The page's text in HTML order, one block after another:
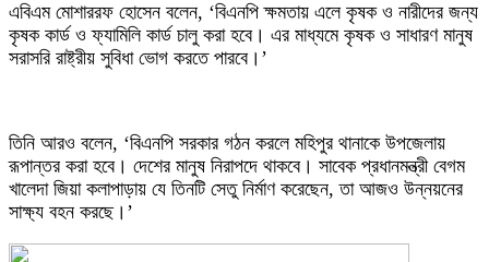
এবিএম মোশাররফ হোসেন বলেন, ‘বিএনপি ক্ষমতায় এলে কৃষক ও নারীদের জন্য
কৃষক কার্ড ও ফ্যামিলি কার্ড চালু করা হবে। এর মাধ্যমে কৃষক ও সাধারণ মানুষ
সরাসরি রাষ্ট্রীয় সুবিধা ভোগ করতে পারবে।’
তিনি আরও বলেন, ‘বিএনপি সরকার গঠন করলে মহিপুর থানাকে উপজেলায়
রূপান্তর করা হবে। দেশের মানুষ নিরাপদে থাকবে। সাবেক প্রধানমন্ত্রী বেগম
খালেদা জিয়া কলাপাড়ায় যে তিনটি সেতু নির্মাণ করেছেন, তা আজও উন্নয়নের
সাক্ষ্য বহন করছে।’